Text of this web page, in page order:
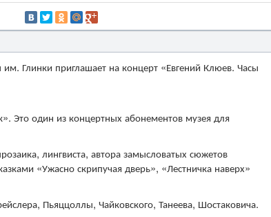
Глинки приглашает на концерт «Евгений Клюев. Часы
Это один из концертных абонементов музея для
лингвиста, автора замысловатых сюжетов
«Ужасно скрипучая дверь», «Лестничка наверх»
Пьяццоллы, Чайковского, Танеева, Шостаковича.